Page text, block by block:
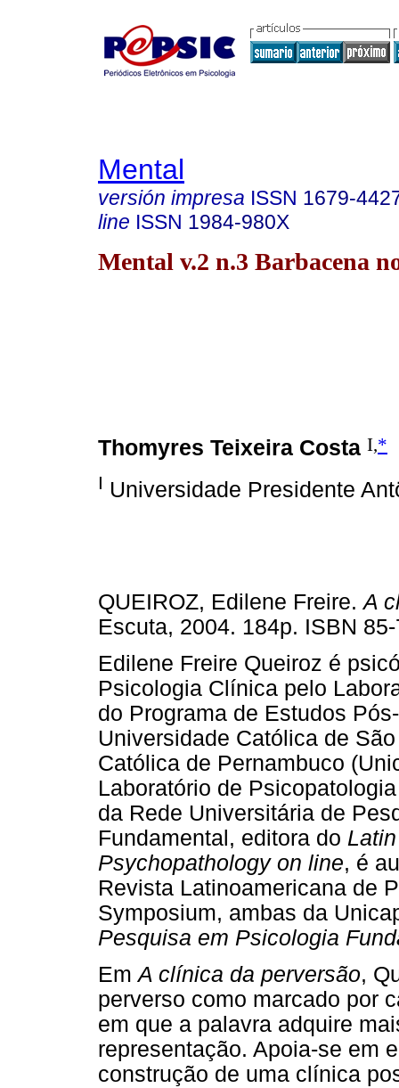
Mental
versión impresa ISSN 1679-
line ISSN 1984-980X
Mental v.2 n.3 Barbacena
Thomyres Teixeira Costa I,*
I Universidade Presidente
QUEIROZ, Edilene Freire.A
Escuta, 2004. 184p. ISBN
Edilene Freire Queiroz é
Psicologia Clínica pelo
do Programa de Estudos
Universidade Católica de
Católica de Pernambuco
Laboratório de
da Rede Universitária de
Fundamental, editora do
Psychopathology on line, é
Revista Latinoamericana de
Symposium, ambas da
Pesquisa em Psicologia
EmA clínica da perversão,
perverso como marcado por
em que a palavra adquire
representação. Apoia-se em
construção de uma clínica